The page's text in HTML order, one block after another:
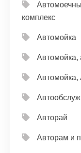
комплекс
Автомойка
Автомойка,
Автомойка,
Авторай
Авторам и